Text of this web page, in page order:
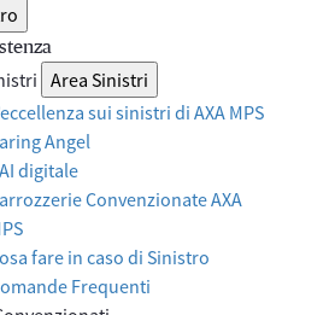
Area Sinistri
sui sinistri di AXA MPS
Angel
digitale
Convenzionate AXA
fare in caso di Sinistro
Frequenti